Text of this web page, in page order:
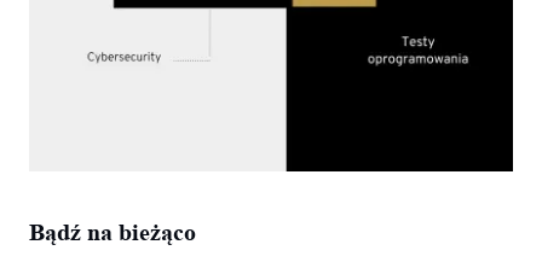
Bądź na bieżąco